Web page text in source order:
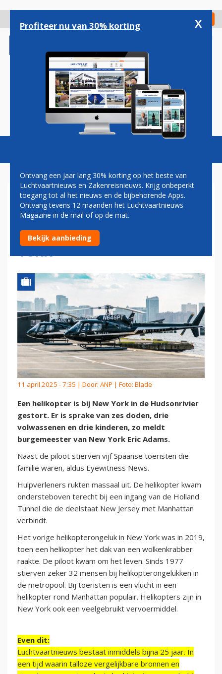
gaan
Check in
Magazine Podcasts Vacatures
DODELIJKE
HELIKOPTERCRASH IN
HUDSONRIVIER BIJ NEW
YORK
11 april 2025 - 7:35 | Door: ANP | Foto: Blade
Een helikopter is bij New York in de Hudsonrivier
gestort. Er is sprake van zes doden, drie
volwassenen en drie kinderen, zo meldt
burgemeester van New York Eric Adams.
Naast de piloot stierven vijf Spaanse toeristen die
familie waren, aldus Eyewitness News.
Hulpverleners rukten massaal uit. De helikopter kwam
ondersteboven terecht bij een ingang van de Holland
Tunnel die de deelstaat New Jersey met Manhattan
verbindt.
Het vorige helikopterongeluk in New York was in 2019,
toen een helikopter het dak van een wolkenkrabber
raakte. De piloot kwam om het leven. Sinds 1977
stierven zeker 32 mensen bij helikopterongelukken in
de metropool. Bij toeristen is een vlucht in een
helikopter rond Manhattan populair. Helikopters zijn in
New York ook een veelgebruikt vervoermiddel.
Even dit:
Luchtvaartnieuws bestaat inmiddels bijna 25 jaar. In
een tijd waarin talloze vergelijkbare bronnen en
Profiteer nu van 30% korting x
Ontvang een jaar lang 30% korting op het beste van
Luchtvaartnieuws en Zakenreisnieuws. Krijg onbeperkt
toegang tot al het nieuws en de bijbehorende Apps.
Ontvang tevens 12 maanden het Luchtvaartnieuws
Magazine in de mail of op de mat.
Bekijk aanbieding